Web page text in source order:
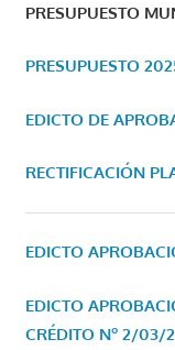
PRESUPUESTO
PRESUPUESTO
EDICTO DE
RECTIFICACIÓN
EDICTO
EDICTO
CRÉDITO Nº 2/03/